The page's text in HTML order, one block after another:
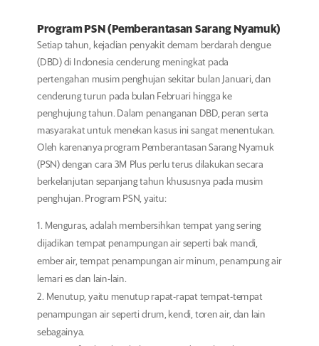
Program PSN (Pemberantasan Sarang Nyamuk)
Setiap tahun, kejadian penyakit demam berdarah dengue
(DBD) di Indonesia cenderung meningkat pada
pertengahan musim penghujan sekitar bulan Januari, dan
cenderung turun pada bulan Februari hingga ke
penghujung tahun. Dalam penanganan DBD, peran serta
masyarakat untuk menekan kasus ini sangat menentukan.
Oleh karenanya program Pemberantasan Sarang Nyamuk
(PSN) dengan cara 3M Plus perlu terus dilakukan secara
berkelanjutan sepanjang tahun khususnya pada musim
penghujan. Program PSN, yaitu:
Menguras, adalah membersihkan tempat yang sering
dijadikan tempat penampungan air seperti bak mandi,
ember air, tempat penampungan air minum, penampung air
lemari es dan lain-lain.
Menutup, yaitu menutup rapat-rapat tempat-tempat
penampungan air seperti drum, kendi, toren air, dan lain
sebagainya.